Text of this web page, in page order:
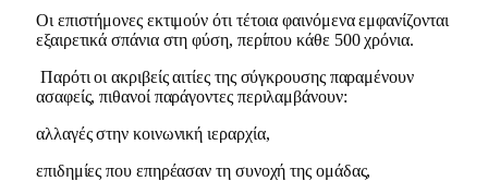
Οι επιστήμονες εκτιμούν ότι τέτοια φαινόμενα εμφανίζονται
εξαιρετικά σπάνια στη φύση, περίπου κάθε 500 χρόνια.
Παρότι οι ακριβείς αιτίες της σύγκρουσης παραμένουν
ασαφείς, πιθανοί παράγοντες περιλαμβάνουν:
αλλαγές στην κοινωνική ιεραρχία,
επιδημίες που επηρέασαν τη συνοχή της ομάδας,